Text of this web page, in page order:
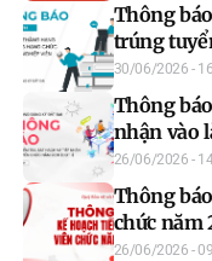
Thông
trúng
nghề
ký đất đai
30/06/2026 -
Thông
nhận vào
của Văn
26/06/2026 -
Thông
chức năm
26/06/2026 -